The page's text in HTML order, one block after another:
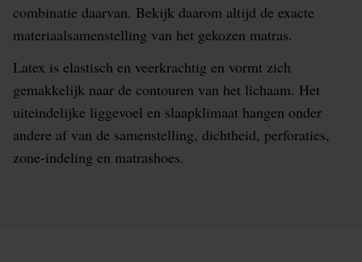
combinatie daarvan. Bekijk daarom altijd de exacte
materiaalsamenstelling van het gekozen matras.
Latex is elastisch en veerkrachtig en vormt zich
gemakkelijk naar de contouren van het lichaam. Het
uiteindelijke liggevoel en slaapklimaat hangen onder
andere af van de samenstelling, dichtheid, perforaties,
zone-indeling en matrashoes.